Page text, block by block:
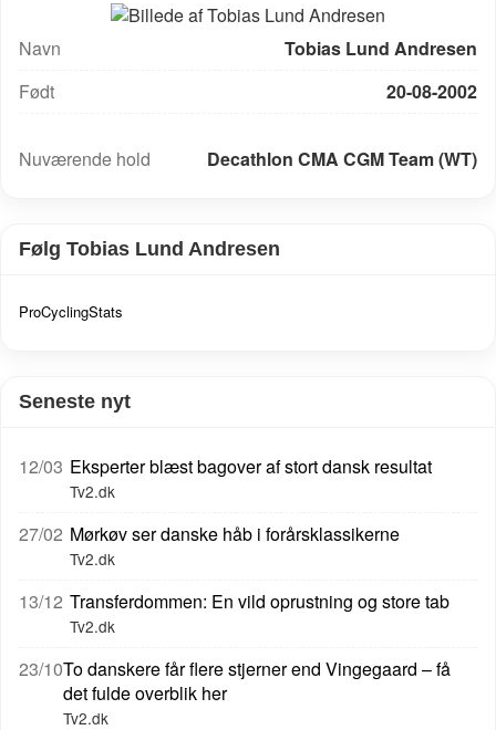
Navn
Tobias Lund Andresen
Født
20-08-2002
Nuværende hold Decathlon CMA CGM Team (WT)
Følg Tobias Lund Andresen
ProCyclingStats
Seneste nyt
12/03 Eksperter blæst bagover af stort dansk resultat
Tv2.dk
27/02 Mørkøv ser danske håb i forårsklassikerne
Tv2.dk
13/12 Transferdommen: En vild oprustning og store tab
Tv2.dk
23/10To danskere får flere stjerner end Vingegaard – få
det fulde overblik her
Tv2.dk